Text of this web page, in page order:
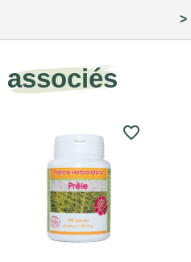
associés
favorite_border